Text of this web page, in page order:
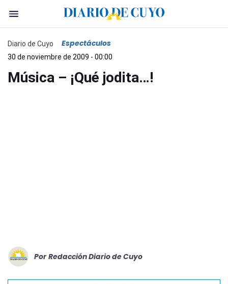
Diario de Cuyo Espectáculos
30 de noviembre de 2009 - 00:00
Música – ¡Qué jodita…!
Por Redacción Diario de Cuyo